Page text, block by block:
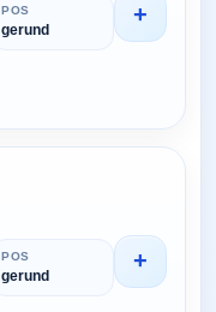
POS
gerund
+
POS
gerund
+